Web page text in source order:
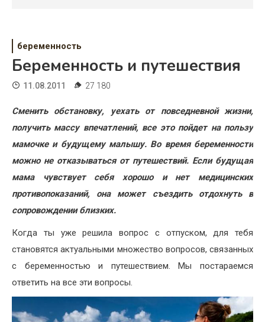
Свадьба
Дом
Жизнь
Хобби
Недвижимость
беременность
Беременность и путешествия
11.08.2011 27 180
Сменить обстановку, уехать от повседневной жизни,
получить массу впечатлений, все это пойдет на пользу
мамочке и будущему малышу. Во время беременности
можно не отказываться от путешествий. Если будущая
мама чувствует себя хорошо и нет медицинских
противопоказаний, она может съездить отдохнуть в
сопровождении близких.
Когда ты уже решила вопрос с отпуском, для тебя
становятся актуальными множество вопросов, связанных
с беременностью и путешествием. Мы постараемся
ответить на все эти вопросы.